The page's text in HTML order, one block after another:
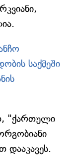
საქმეში
"ქართული
დააკავეს.